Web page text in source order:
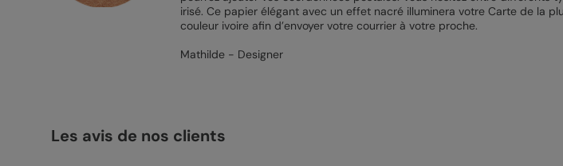
irisé. Ce papier élégant avec un effet nacré illuminera votre Carte de la
couleur ivoire afin d’envoyer votre courrier à votre proche.
Mathilde - Designer
Les avis de nos clients